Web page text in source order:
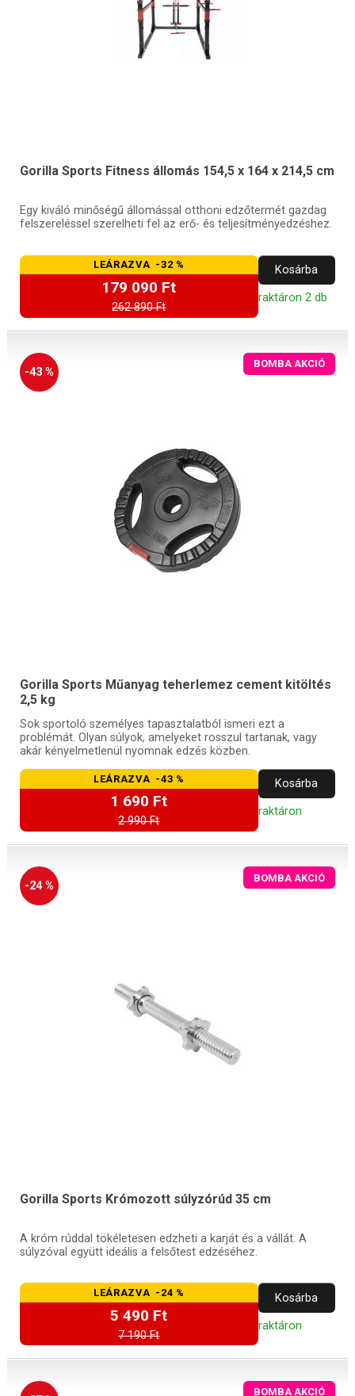
Gorilla Sports Fitness állomás 154,5 x 164 x 214,5 cm
Egy kiváló minőségű állomással otthoni edzőtermét gazdag
felszereléssel szerelheti fel az erő- és teljesítményedzéshez.
LEÁRAZVA -32 %
179 090 Ft
262 890 Ft
Kosárba
raktáron 2 db
-43 %
BOMBA AKCIÓ
Gorilla Sports Műanyag teherlemez cement kitöltés
2,5 kg
Sok sportoló személyes tapasztalatból ismeri ezt a
problémát. Olyan súlyok, amelyeket rosszul tartanak, vagy
akár kényelmetlenül nyomnak edzés közben.
LEÁRAZVA -43 %
1 690 Ft
2 990 Ft
Kosárba
raktáron
-24 %
BOMBA AKCIÓ
Gorilla Sports Krómozott súlyzórúd 35 cm
A króm rúddal tökéletesen edzheti a karját és a vállát. A
súlyzóval együtt ideális a felsőtest edzéséhez.
LEÁRAZVA -24 %
5 490 Ft
7 190 Ft
Kosárba
raktáron
BOMBA AKCIÓ